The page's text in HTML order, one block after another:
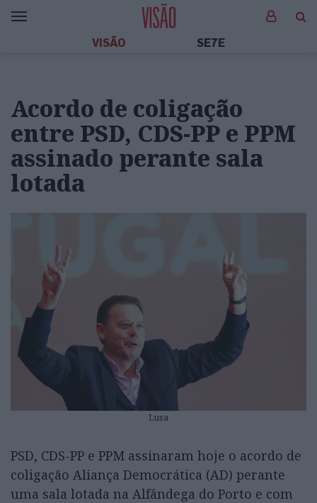
VISÃO SE7E
Acordo de coligação
entre PSD, CDS-PP e PPM
assinado perante sala
lotada
Lusa
PSD, CDS-PP e PPM assinaram hoje o acordo de
coligação Aliança Democrática (AD) perante
uma sala lotada na Alfândega do Porto e com